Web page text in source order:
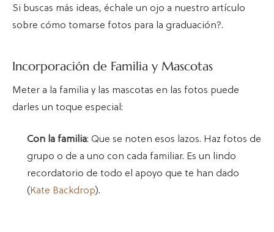
Si buscas más ideas, échale un ojo a nuestro artículo
sobre cómo tomarse fotos para la graduación?.
Incorporación de Familia y Mascotas
Meter a la familia y las mascotas en las fotos puede
darles un toque especial:
Con la familia: Que se noten esos lazos. Haz fotos de
grupo o de a uno con cada familiar. Es un lindo
recordatorio de todo el apoyo que te han dado
(Kate Backdrop).